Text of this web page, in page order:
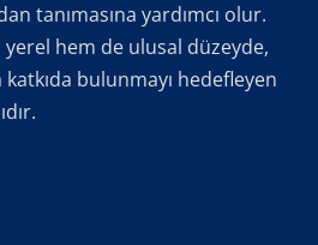
tanımasına yardımcı olur.
yerel hem de ulusal düzeyde,
katkıda bulunmayı hedefleyen